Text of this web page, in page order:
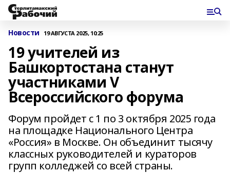
Новости 19 АВГУСТА 2025, 10:25
19 учителей из
Башкортостана станут
участниками V
Всероссийского форума
Форум пройдет с 1 по 3 октября 2025 года
на площадке Национального Центра
«Россия» в Москве. Он объединит тысячу
классных руководителей и кураторов
групп колледжей со всей страны.